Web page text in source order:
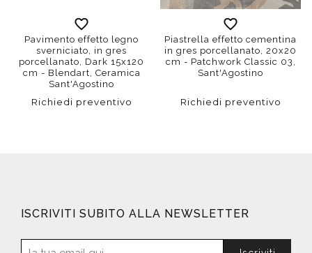
Pavimento effetto legno
sverniciato, in gres
porcellanato, Dark 15x120
cm - Blendart, Ceramica
Sant'Agostino
Richiedi preventivo
Piastrella effetto cementina
in gres porcellanato, 20x20
cm - Patchwork Classic 03,
Sant'Agostino
Richiedi preventivo
ISCRIVITI SUBITO ALLA NEWSLETTER